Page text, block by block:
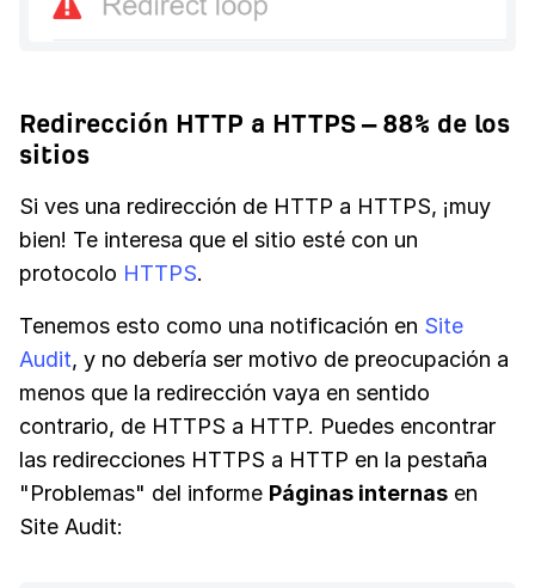
Redirección HTTP a HTTPS – 88% de los
sitios
Si ves una redirección de HTTP a HTTPS, ¡muy
bien! Te interesa que el sitio esté con un
protocolo HTTPS.
Tenemos esto como una notificación en Site
Audit, y no debería ser motivo de preocupación a
menos que la redirección vaya en sentido
contrario, de HTTPS a HTTP. Puedes encontrar
las redirecciones HTTPS a HTTP en la pestaña
"Problemas" del informe Páginas internas en
Site Audit: